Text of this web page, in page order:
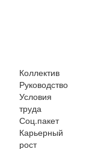
Коллектив
Руководство
Условия
труда
Соц.пакет
Карьерный
рост